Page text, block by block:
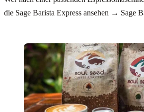
die Sage Barista Express ansehen → Sage